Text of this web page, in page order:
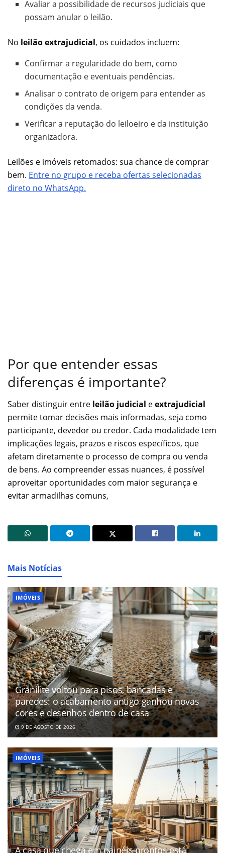
Avaliar a possibilidade de recursos judiciais que
possam anular o leilão.
No leilão extrajudicial, os cuidados incluem:
Confirmar a regularidade do bem, como
documentação e eventuais pendências.
Analisar o contrato de origem para entender as
condições da venda.
Verificar a reputação do leiloeiro e da instituição
organizadora.
Leilões e imóveis retomados: sua chance de comprar
bem. Entre no grupo e receba ofertas selecionadas
direto no WhatsApp.
Por que entender essas
diferenças é importante?
Saber distinguir entre leilão judicial eextrajudicial
permite tomar decisões mais informadas, seja como
participante, devedor ou credor. Cada modalidade tem
implicações legais, prazos e riscos específicos, que
afetam diretamente o processo de compra ou venda
de bens. Ao compreender essas nuances, é possível
aproveitar oportunidades com maior segurança e
evitar armadilhas comuns,
Mais Notícias
IMÓVEIS
Granilite voltou para pisos, bancadas e
paredes: o acabamento antigo ganhou novas
cores e desenhos dentro de casa
9 DE AGOSTO DE 2026
IMÓVEIS
A casa que chega em painéis prontos está